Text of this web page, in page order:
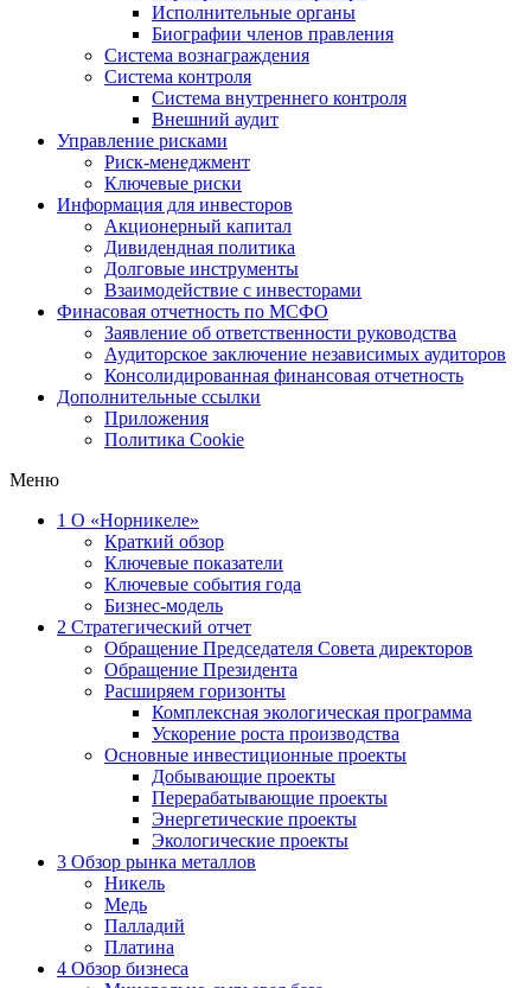
Исполнительные органы
Биографии членов правления
Система вознаграждения
Система контроля
Система внутреннего контроля
Внешний аудит
Управление рисками
Риск-менеджмент
Ключевые риски
Информация для инвесторов
Акционерный капитал
Дивидендная политика
Долговые инструменты
Взаимодействие с инвеcторами
Финасовая отчетность по МСФО
Заявление об ответственности руководства
Аудиторское заключение независимых аудиторов
Консолидированная финансовая отчетность
Дополнительные ссылки
Приложения
Политика Cookie
Меню
1 О «Норникеле»
Краткий обзор
Ключевые показатели
Ключевые события года
Бизнес-модель
2 Стратегический отчет
Обращение Председателя Совета директоров
Обращение Президента
Расширяем горизонты
Комплексная экологическая программа
Ускорение роста производства
Основные инвестиционные проекты
Добывающие проекты
Перерабатывающие проекты
Энергетические проекты
Экологические проекты
3 Обзор рынка металлов
Никель
Медь
Палладий
Платина
4 Обзор бизнеса